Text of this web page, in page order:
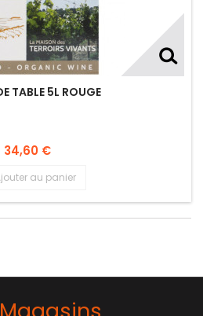
TABLE 5L ROUGE
34,60 €
au panier